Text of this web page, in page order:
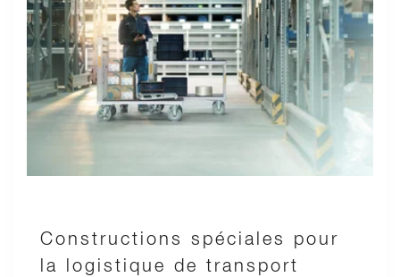
Constructions spéciales pour
la logistique de transport